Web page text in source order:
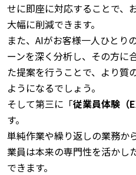
せに即座に対応することで、
大幅に削減できます。
また、AIがお客様一人ひとり
ーンを深く分析し、その方に
た提案を行うことで、より質
ようになるでしょう。
そして第三に「従業員体験（
す。
単純作業や繰り返しの業務か
業員は本来の専門性を活かし
できます。